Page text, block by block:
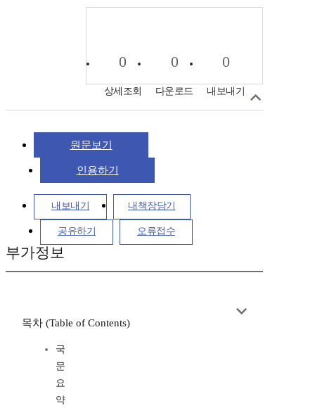
0
상세조회
0
다운로드
0
내보내기
원문보기
인용하기
내보내기 내책장담기
공유하기 오류접수
부가정보
목차 (Table of Contents)
국
문
요
약